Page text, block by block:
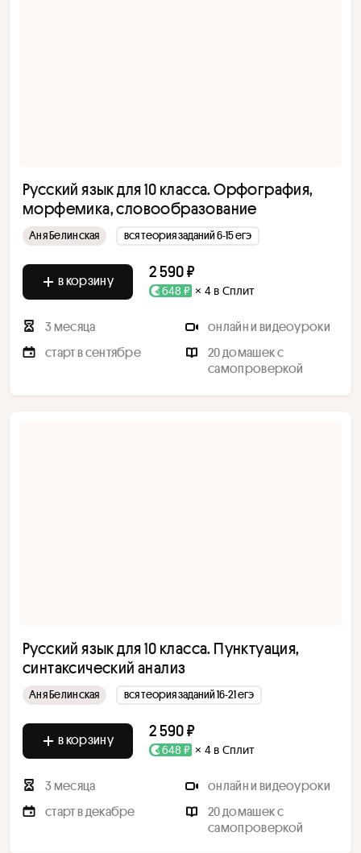
Русский язык для 10 класса. Орфография,
морфемика, словообразование
Аня Белинская вся теория заданий 6-15 егэ
в корзину 2 590 ₽
648 ₽ × 4 в Сплит
3 месяца
онлайн и видеоуроки
старт в сентябре
20 домашек с
самопроверкой
Русский язык для 10 класса. Пунктуация,
синтаксический анализ
Аня Белинская вся теория заданий 16-21 егэ
в корзину 2 590 ₽
648 ₽ × 4 в Сплит
3 месяца
онлайн и видеоуроки
старт в декабре
20 домашек с
самопроверкой